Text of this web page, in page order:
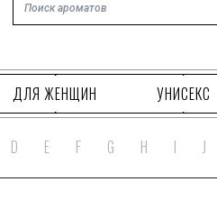
ДЛЯ ЖЕНЩИН УНИСЕКС
D E F G H I J